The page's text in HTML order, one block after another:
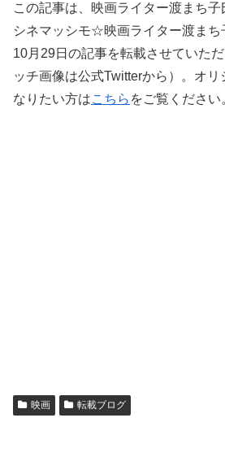
この記事は、映画ライター渡まち
シネマッシモ☆映画ライター渡まち
10月29日の記事を転載させていた
ッチ画像は公式Twitterから）。オ
なりたい方はこちら をご覧ください
映画 転載ブログ